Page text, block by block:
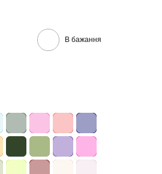
В бажання